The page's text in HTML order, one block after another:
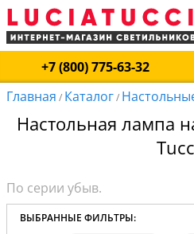
+7 (800) 775-63-32
Главная / Каталог/
Настольная лампа
ВЫБРАННЫЕ ФИЛЬТРЫ: